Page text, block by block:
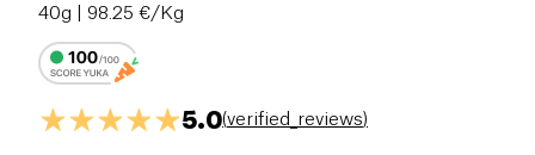
40g | 98.25 €/Kg
5.0(verified_reviews)